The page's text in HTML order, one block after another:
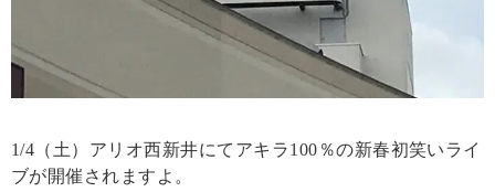
1/4（土）アリオ西新井にてアキラ100％の新春初笑いライ
ブが開催されますよ。